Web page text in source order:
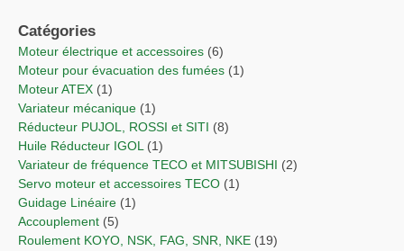
Catégories
Moteur électrique et accessoires (6)
Moteur pour évacuation des fumées (1)
Moteur ATEX (1)
Variateur mécanique (1)
Réducteur PUJOL, ROSSI et SITI (8)
Huile Réducteur IGOL (1)
Variateur de fréquence TECO et MITSUBISHI (2)
Servo moteur et accessoires TECO (1)
Guidage Linéaire (1)
Accouplement (5)
Roulement KOYO, NSK, FAG, SNR, NKE (19)